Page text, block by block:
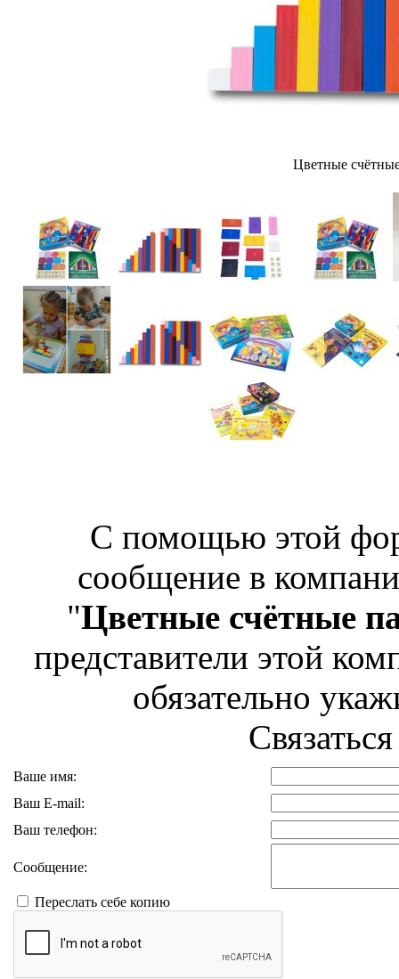
Цветные
С помощью этой
сообщение в
"Цветные счётные
представители этой
обязательно
Ваше имя:
Ваш E-mail:
Ваш телефон:
Сообщение:
Переслать себе копию